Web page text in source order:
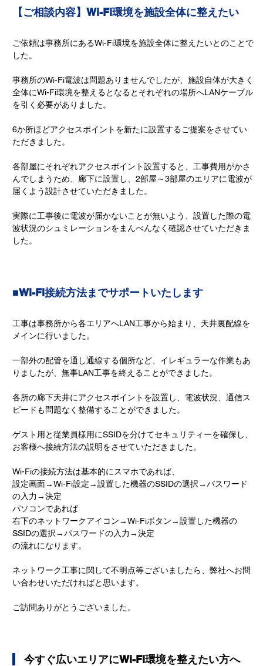
【ご相談内容】Wi-Fi環境を施設全体に整えたい
ご依頼は事務所にあるWi-Fi環境を施設全体に整えたいとのことで
した。
事務所のWi-Fi電波は問題ありませんでしたが、施設自体が大きく
全体にWi-Fi環境を整えるとなるとそれぞれの場所へLANケーブル
を引く必要がありました。
6か所ほどアクセスポイントを新たに設置するご提案をさせてい
ただきました。
各部屋にそれぞれアクセスポイント設置すると、工事費用がかさ
んでしまうため、廊下に設置し、2部屋～3部屋のエリアに電波が
届くよう設計させていただきました。
実際に工事後に電波が届かないことが無いよう、設置した際の電
波状況のシュミレーションをまんべんなく確認させていただきま
した。
■Wi-Fi接続方法までサポートいたします
工事は事務所から各エリアへLAN工事から始まり、天井裏配線を
メインに行いました。
一部外の配管を通し通線する個所など、イレギュラーな作業もあ
りましたが、無事LAN工事を終えることができました。
各所の廊下天井にアクセスポイントを設置し、電波状況、通信ス
ピードも問題なく整備することができました。
ゲスト用と従業員様用にSSIDを分けてセキュリティーを確保し、
お客様へ接続方法の説明をさせていただきました。
Wi-Fiの接続方法は基本的にスマホであれば、
設定画面→Wi-Fi設定→設置した機器のSSIDの選択→パスワード
の入力→決定
パソコンであれば
右下のネットワークアイコン→Wi-Fiボタン→設置した機器の
SSIDの選択→パスワードの入力→決定
の流れになります。
ネットワーク工事に関して不明点等ございましたら、弊社へお問
い合わせいただければと思います。
ご訪問ありがとうございました。
今すぐ広いエリアにWi-Fi環境を整えたい方へ